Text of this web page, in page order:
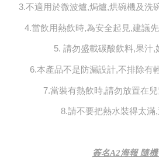
3.不適用於微波爐,焗爐,烘碗機及洗
4.當飲用熱飲時,為安全起見,建議
5.⁠ ⁠請勿盛載碳酸飲料,果汁,
6.本產品不是防漏設計,不排除有
7.當裝有熱飲時,請勿放置在兒
8.請不要把熱水裝得太滿,
簽名A2海報 隨